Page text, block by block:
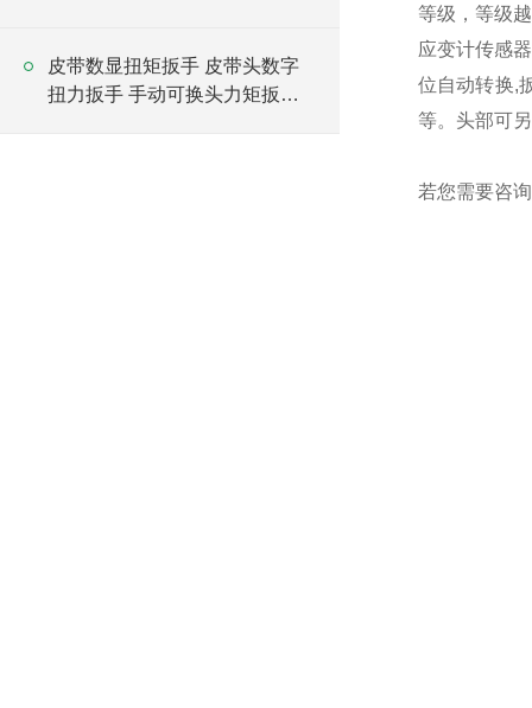
皮带数显扭矩扳手 皮带头数字
扭力扳手 手动可换头力矩扳手
等级，等级
应变计传感
位自动转换,
等。 头部可
若您需要咨